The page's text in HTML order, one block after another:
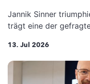
Jannik Sinner
trägt eine der
13. Jul 2026